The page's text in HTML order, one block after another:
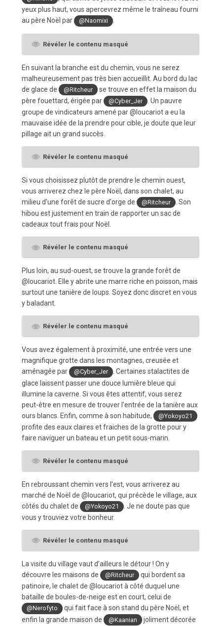
yeux plus haut, vous apercevrez même le traîneau fourni
au père Noël par
@Naomixi .
Révéler le contenu masqué
En suivant la branche est du chemin, vous ne serez
malheureusement pas très bien accueillit. Au bord du lac
de glace de
@Ritcheur
se trouve en effet la maison du
père fouettard, érigée par
@Cyber_Jer
. Un pauvre
groupe de vindicateurs amené par @loucariot a eu la
mauvaise idée de la prendre pour cible, je doute que leur
pillage ait un grand succès.
Révéler le contenu masqué
Si vous choisissez plutôt de prendre le chemin ouest,
vous arriverez chez le père Noël, dans son chalet, au
milieu d'une forêt de sucre d'orge de
@Ritcheur
. Son
hibou est justement en train de rapporter un sac de
cadeaux tout frais pour Noël.
Révéler le contenu masqué
Plus loin, au sud-ouest, se trouve la grande forêt de
@loucariot. Elle y abrite une marre riche en poisson, mais
surtout une tanière de loups. Soyez donc discret en vous
y baladant.
Révéler le contenu masqué
Vous avez également à proximité, une entrée vers une
magnifique grotte dans les montagnes, creusée et
aménagée par
@Cyber_Jer
. Certaines stalactites de
glace laissent passer une douce lumière bleue qui
illumine la caverne. Si vous êtes attentif, vous serez
peut-être en mesure de trouver l'entrée de la tanière aux
ours blancs. Enfin, comme à son habitude,
@Yokoyo21
profite des eaux claires et fraiches de la grotte pour y
faire naviguer un bateau et un petit sous-marin.
Révéler le contenu masqué
En rebroussant chemin vers l'est, vous arriverez au
marché de Noël de @loucariot, qui précède le village, aux
côtés du chalet de
@Yokoyo21
. Je ne doute pas que
vous y trouviez votre bonheur.
Révéler le contenu masqué
La visite du village vaut d’ailleurs le détour ! On y
découvre les maisons de
@Ritcheur
qui bordent sa
patinoire, le chalet de @loucariot à côté duquel une
bataille de boules-de-neige est en court, celui de
@Nerofyto
qui fait face à son stand du père Noël, et
enfin la grande maison de
@Kaanian
joliment décorée